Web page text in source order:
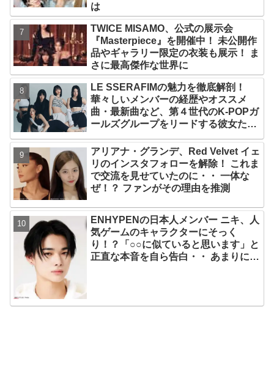
は
TWICE MISAMO、公式の展示会
『Masterpiece』を開催中！ 未公開作
品やギャラリー限定の衣装も展示！ ま
さに最高傑作な世界に
LE SSERAFIMの魅力を徹底解剖！
華々しいメンバーの経歴やオススメ
曲・最新曲など、第４世代のK-POPガ
ールズグループをリードする彼女たち
アリアナ・グランデ、Red Velvet イェ
リのインスタフォローを解除！ これま
で交流を見せていたのに・・ 一体な
ぜ！？ ファンがその理由を推測
ENHYPENの日本人メンバー ニキ、人
気ゲームのキャラクターにそっく
り！？「○○に似ていると思います」と
正直な本音を自ら告白・・ あまりにも